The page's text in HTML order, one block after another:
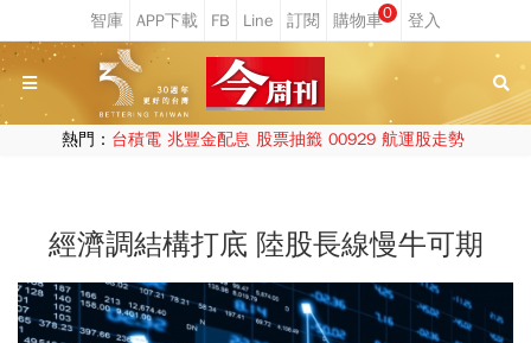
0
熱門： 台積電 兆豐金配息 股票抽籤 00929 航運股走勢
經濟調結構打底 陸股長線慢牛可期